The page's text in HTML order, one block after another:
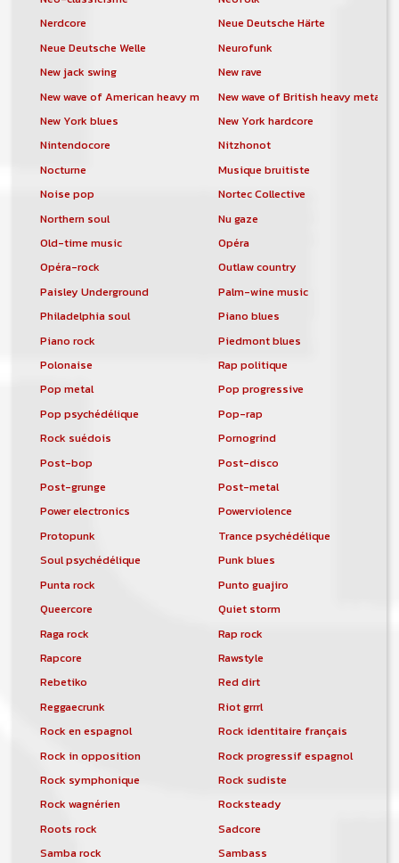
Nerdcore
Neue Deutsche Härte
Neue Deutsche Welle
Neurofunk
New jack swing
New rave
New wave of American heavy metalNew wave of British heavy metal
New York blues
New York hardcore
Nintendocore
Nitzhonot
Nocturne
Musique bruitiste
Noise pop
Nortec Collective
Northern soul
Nu gaze
Old-time music
Opéra
Opéra-rock
Outlaw country
Paisley Underground
Palm-wine music
Philadelphia soul
Piano blues
Piano rock
Piedmont blues
Polonaise
Rap politique
Pop metal
Pop progressive
Pop psychédélique
Pop-rap
Rock suédois
Pornogrind
Post-bop
Post-disco
Post-grunge
Post-metal
Power electronics
Powerviolence
Protopunk
Trance psychédélique
Soul psychédélique
Punk blues
Punta rock
Punto guajiro
Queercore
Quiet storm
Raga rock
Rap rock
Rapcore
Rawstyle
Rebetiko
Red dirt
Reggaecrunk
Riot grrrl
Rock en espagnol
Rock identitaire français
Rock in opposition
Rock progressif espagnol
Rock symphonique
Rock sudiste
Rock wagnérien
Rocksteady
Roots rock
Sadcore
Samba rock
Sambass